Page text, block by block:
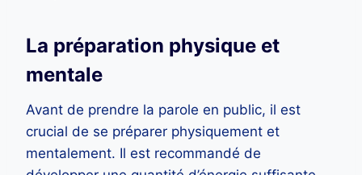
La préparation physique et
mentale
Avant de prendre la parole en public, il est
crucial de se préparer physiquement et
mentalement. Il est recommandé de